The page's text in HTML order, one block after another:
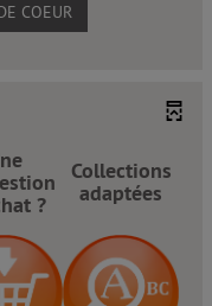
COEUR
?
Collections
adaptées